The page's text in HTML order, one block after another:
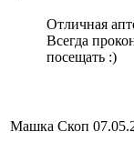
Отличная
Всегда
посещать :)
Машка Скоп